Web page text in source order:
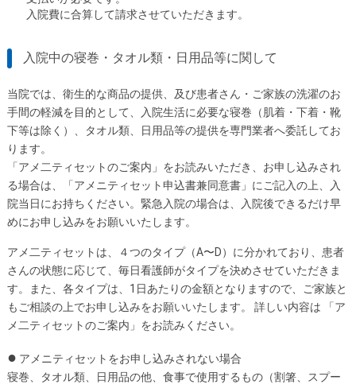
入院費に合算して請求させていただきます。
入院中の寝巻・タオル類・日用品等に関して
当院では、衛生的な商品の提供、及び患者さん・ご家族の洗濯のお
手間の軽減を目的として、入院生活に必要な寝巻（肌着・下着・靴
下等は除く）、タオル類、日用品等の提供を専門業者へ委託してお
ります。
「アメ二ティセットのご案内」をお読みいただき、お申し込みされ
る場合は、「アメニティセット申込書兼同意書」にご記入の上、入
院当日にお持ちください。緊急入院の場合は、入院後できるだけ早
めにお申し込みをお願いいたします。
アメ二ティセットは、４つのタイプ（A〜D）に分かれており、患者
さんの状態に応じて、毎日看護師がタイプを決めさせていただきま
す。また、各タイプは、1日あたりの金額となりますので、ご家族と
もご相談の上でお申し込みをお願いいたします。 詳しい内容は 「ア
メ二ティセットのご案内」をお読みください。
● アメニティセットをお申し込みされない場合
寝巻、タオル類、日用品の他、食事で使用するもの（割箸、スプー